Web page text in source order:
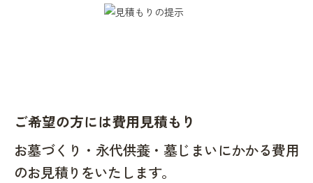
ご希望の方には費用見積もり
お墓づくり・永代供養・墓じまいにかかる費用
のお見積りをいたします。